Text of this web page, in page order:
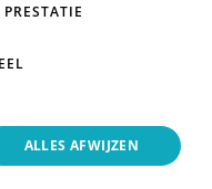
PRESTATIE
ALLES AFWIJZEN